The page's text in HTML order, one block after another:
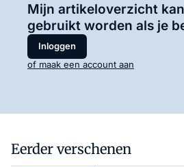
Mijn artikeloverzicht
gebruikt worden als je
Inloggen
of maak een account aan
Eerder verschenen